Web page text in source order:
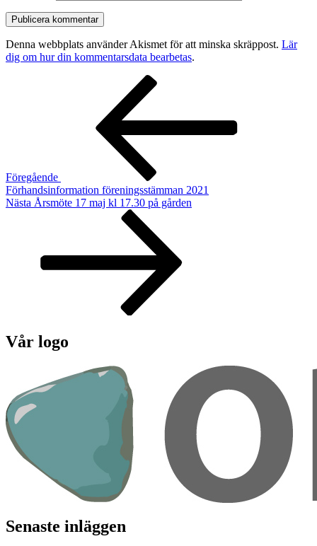
Denna webbplats använder Akismet för att minska skräppost. Lär
dig om hur din kommentarsdata bearbetas.
Inläggsnavigering
Föregående
Förhandsinformation föreningsstämman 2021
Nästa
Nästa Årsmöte 17 maj kl 17.30 på gården
Vår logo
Senaste inläggen